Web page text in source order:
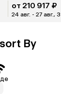
от 210 917 ₽
24 авг. - 27 авг., 3
By